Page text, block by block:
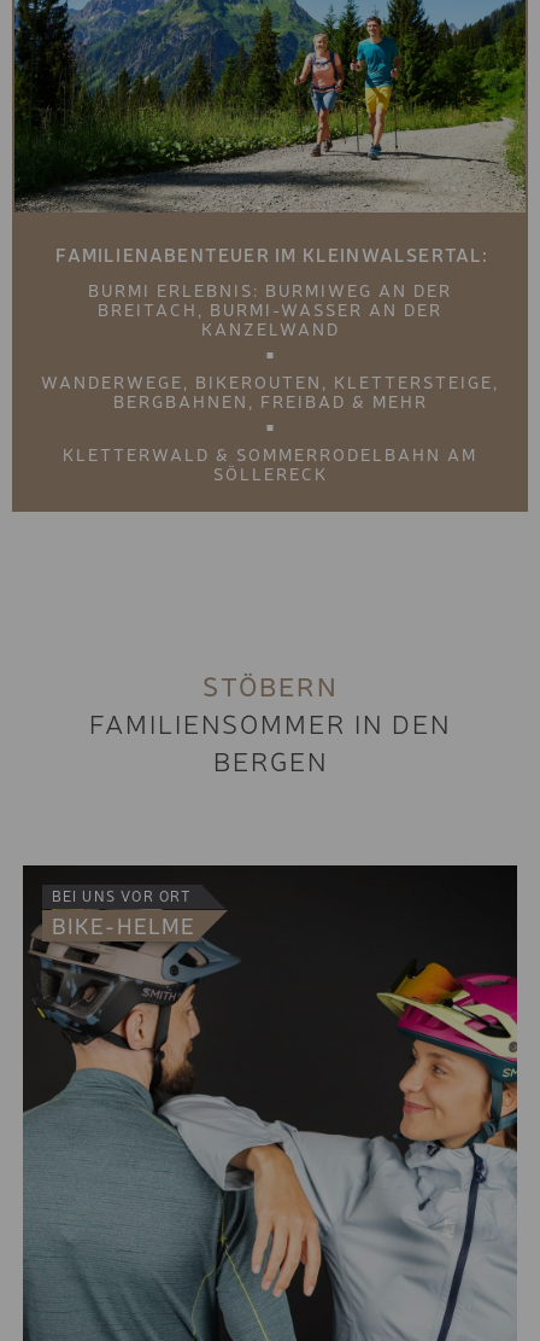
Sportgeräte
Skischuhe & Boots
Zubehör & Sicherheit
Kurse & Erlebnisse
Skikarten
Services
EINKAUFSGUTSCHEIN
EINKAUFSGUTSCHEIN
€"
NEXT SEASON -
SKI
EXCLUSIV SKI
BASIC SKI
JUGEND SKI
KINDER SPORT SKI
TOURENSKI UND
FREESTYLE SKI
JUGEND SNOWBOARD
SKISCHUH PREMIUM -
SKISCHUH BASIC
KINDER SKISCHUH
TOURENSKISCHUH
SOFTBOOT
SOFTBOOT
SKI- UND BOARD-HELM
FAMILIENABENTEUER IM KLEINWALSERTAL:
BURMI ERLEBNIS: BURMIWEG AN DER
BREITACH, BURMI-WASSER AN DER
KANZELWAND
WANDERWEGE, BIKEROUTEN, KLETTERSTEIGE,
BERGBAHNEN, FREIBAD & MEHR
KLETTERWALD & SOMMERRODELBAHN AM
SÖLLERECK
STÖBERN
FAMILIENSOMMER IN DEN
BERGEN
BEI UNS VOR ORT
BIKE-HELME